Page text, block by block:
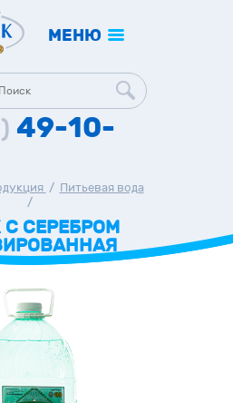
МЕНЮ
49-10-
/ Питьевая вода
/
С СЕРЕБРОМ